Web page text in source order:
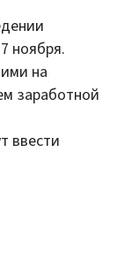
ноября.
на
заработной
ввести